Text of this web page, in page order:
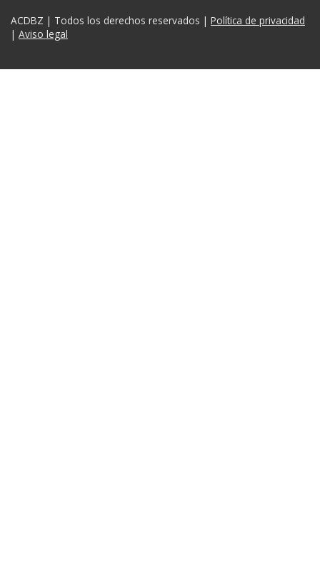
ACDBZ | Todos los derechos reservados | Política de privacidad
| Aviso legal